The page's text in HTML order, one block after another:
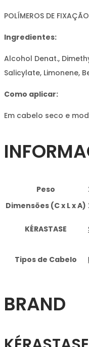
POLÍMEROS DE
Ingredientes:
Alcohol Denat.,
Salicylate, Limonene,
Como aplicar:
Em cabelo seco e
Peso
Dimensões (C x L x A)
KÉRASTASE
Tipos de Cabelo
BRAND